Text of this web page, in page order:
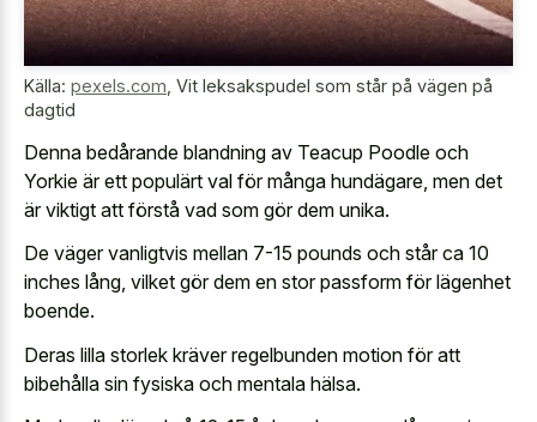
Källa: pexels.com Vit leksakspudel som står på vägen på
dagtid
Denna bedårande blandning av Teacup Poodle och
Yorkie är ett populärt val för många hundägare, men det
är viktigt att förstå vad som gör dem unika.
De väger vanligtvis mellan 7-15 pounds och står ca 10
inches lång, vilket gör dem en stor passform för lägenhet
boende.
Deras lilla storlek kräver regelbunden motion för att
bibehålla sin fysiska och mentala hälsa.